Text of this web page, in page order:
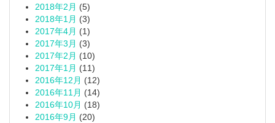
2018年2月 (5)
2018年1月 (3)
2017年4月 (1)
2017年3月 (3)
2017年2月 (10)
2017年1月 (11)
2016年12月 (12)
2016年11月 (14)
2016年10月 (18)
2016年9月 (20)